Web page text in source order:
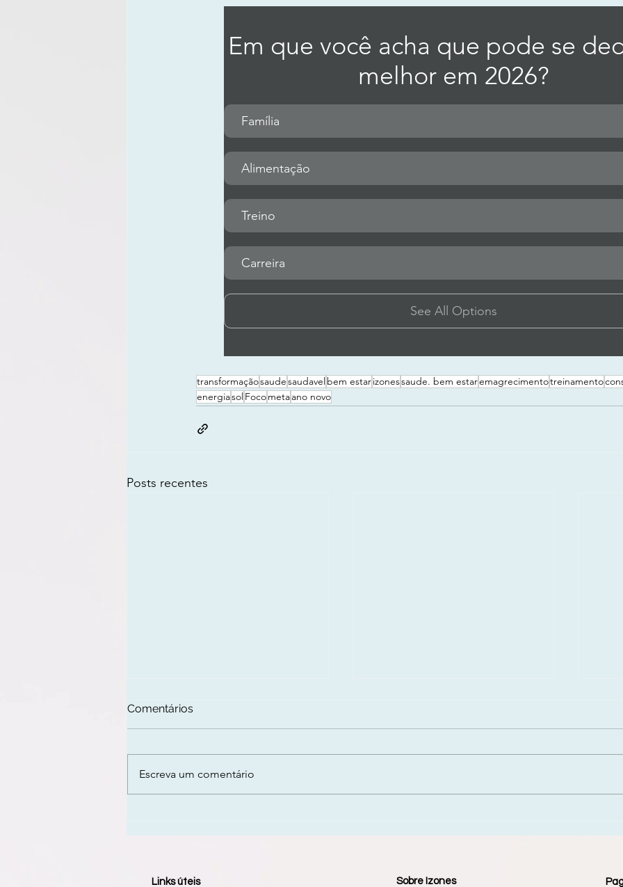
Em que você acha que pode se
melhor em 2026?
Família
Alimentação
Treino
Carreira
See All Options
transformaçãosaudesaudavelbem estarizonessaude. bem estaremagrecimentotreinamento
energiasolFocometaano novo
Posts recentes
Comentários
Escreva um comentário
Links úteis Sobre Izones